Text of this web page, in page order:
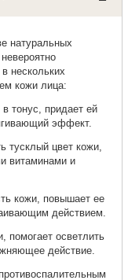
натуральных
нескольких
кожи лица:
тонус, придает ей
эффект.
тусклый цвет кожи,
витаминами и
кожи, повышает ее
действием.
помогает осветлить
действие.